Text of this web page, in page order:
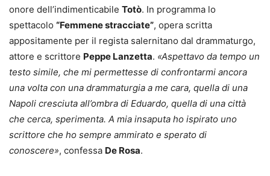
onore dell’indimenticabile Totò. In programma lo
spettacolo “Femmene stracciate”, opera scritta
appositamente per il regista salernitano dal drammaturgo,
attore e scrittore Peppe Lanzetta. «Aspettavo da tempo un
testo simile, che mi permettesse di confrontarmi ancora
una volta con una drammaturgia a me cara, quella di una
Napoli cresciuta all’ombra di Eduardo, quella di una città
che cerca, sperimenta. A mia insaputa ho ispirato uno
scrittore che ho sempre ammirato e sperato di
conoscere», confessa De Rosa.